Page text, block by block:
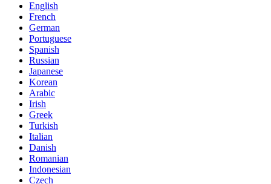
English
French
German
Portuguese
Spanish
Russian
Japanese
Korean
Arabic
Irish
Greek
Turkish
Italian
Danish
Romanian
Indonesian
Czech